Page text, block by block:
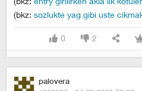
(bkz: sozlukte yag gibi uste
0 2
palovera